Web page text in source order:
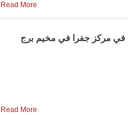
Read More
في مركز جفرا في مخيم برج
Read More